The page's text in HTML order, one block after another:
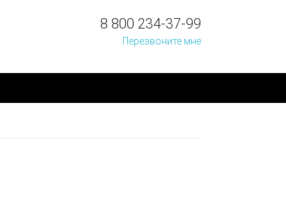
8 800 234-37-99
Перезвоните мне